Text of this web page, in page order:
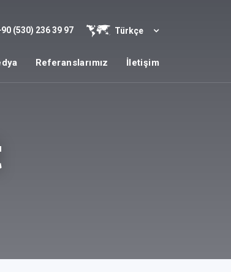
(530) 236 39 97 Türkçe
Referanslarımız İletişim